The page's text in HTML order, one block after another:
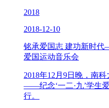
2018
2018-12-10
铭承爱国志 建功新时
爱国运动音乐会
2018年12月9日晚，南
——纪念‘一二·九’学生
行。